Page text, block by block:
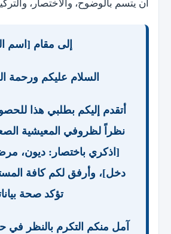
أن يتسم بالوضوح، والاختصار،
إلى مقام [اسم
السلام عليكم ورحمة
أتقدم إليكم بطلبي هذا
نظراً لظروفي المعيشية
[اذكري باختصار: ديون،
دخل]، وأرفق لكم كافة
تؤكد صحة
آمل منكم التكرم بالنظر في